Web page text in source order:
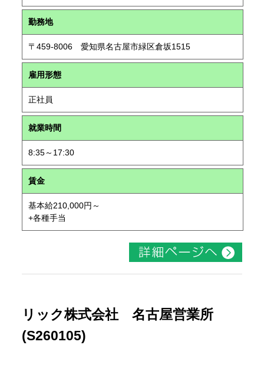
勤務地
〒459-8006 愛知県名古屋市緑区倉坂1515
雇用形態
正社員
就業時間
8:35～17:30
賃金
基本給210,000円～
+各種手当
リック株式会社 名古屋営業所
(S260105)